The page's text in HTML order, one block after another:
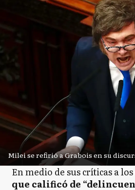
Milei se refirió a Grabois en su
En medio de sus críticas a
que calificó de